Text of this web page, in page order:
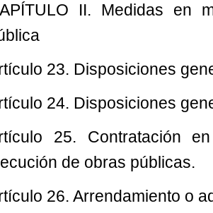
II. Medidas en
23. Disposiciones
24. Disposiciones
25. Contratación
de obras públicas.
26. Arrendamiento o